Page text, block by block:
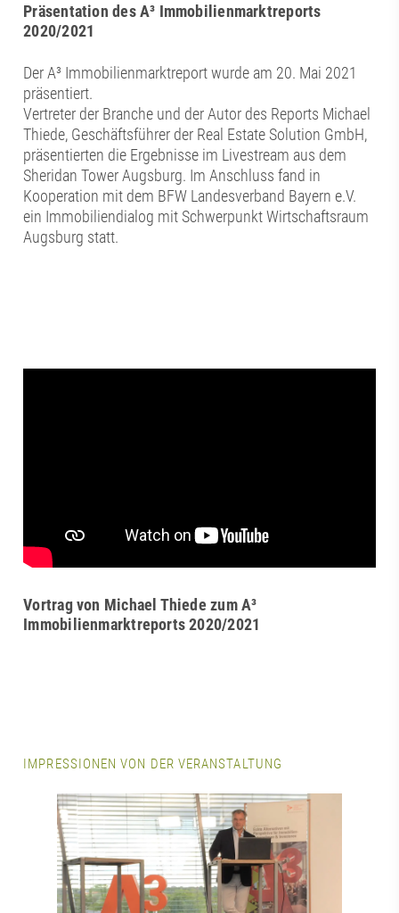
Präsentation des A³ Immobilienmarktreports
2020/2021
Der A³ Immobilienmarktreport wurde am 20. Mai 2021
präsentiert.
Vertreter der Branche und der Autor des Reports Michael
Thiede, Geschäftsführer der Real Estate Solution GmbH,
präsentierten die Ergebnisse im Livestream aus dem
Sheridan Tower Augsburg. Im Anschluss fand in
Kooperation mit dem BFW Landesverband Bayern e.V.
ein Immobiliendialog mit Schwerpunkt Wirtschaftsraum
Augsburg statt.
Vortrag von Michael Thiede zum A³
Immobilienmarktreports 2020/2021
IMPRESSIONEN VON DER VERANSTALTUNG